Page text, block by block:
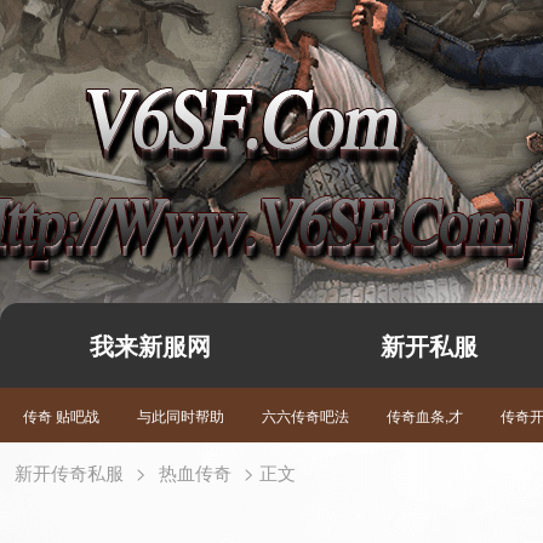
我来新服网 新开私服
传奇 贴吧战 与此同时帮助 六六传奇吧法 传奇血条,才 传奇
新开传奇私服 > 热血传奇 > 正文